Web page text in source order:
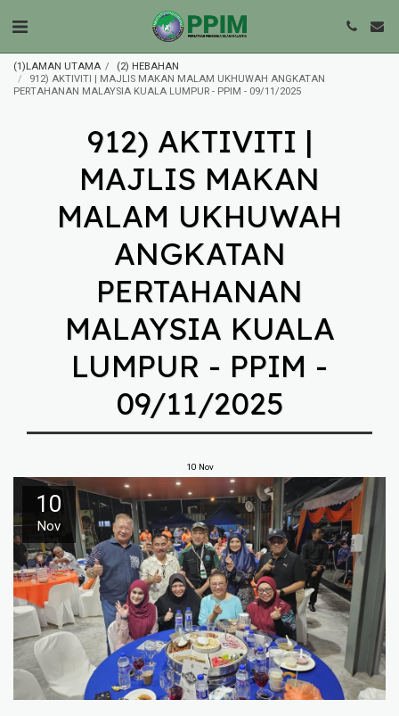
(1)LAMAN UTAMA
(2) HEBAHAN
912) AKTIVITI | MAJLIS MAKAN MALAM UKHUWAH ANGKATAN
PERTAHANAN MALAYSIA KUALA LUMPUR - PPIM - 09/11/2025
912) AKTIVITI |
MAJLIS MAKAN
MALAM UKHUWAH
ANGKATAN
PERTAHANAN
MALAYSIA KUALA
LUMPUR - PPIM -
09/11/2025
10 Nov
10
Nov